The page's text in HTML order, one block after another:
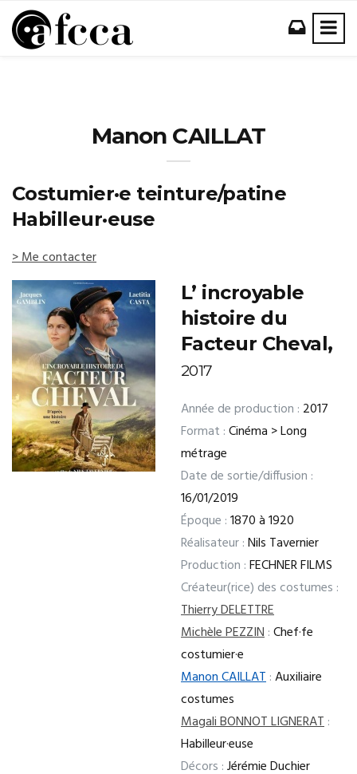
Manon CAILLAT
Costumier·e teinture/patine
Habilleur·euse
> Me contacter
L’ incroyable
histoire du
Facteur Cheval,
2017
Année de production : 2017
Format :Cinéma > Long
métrage
Date de sortie/diffusion :
16/01/2019
Époque :1870 à 1920
Réalisateur :Nils Tavernier
Production :FECHNER FILMS
Créateur(rice) des costumes :
Thierry DELETTRE
Michèle PEZZIN:Chef·fe
costumier·e
Manon CAILLAT:Auxiliaire
costumes
Magali BONNOT LIGNERAT:
Habilleur·euse
Décors :Jérémie Duchier